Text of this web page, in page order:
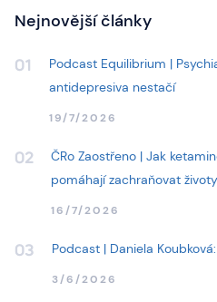
Nejnovější články
01
Podcast Equilibrium |
antidepresiva nestačí
19/7/2026
02
ČRo Zaostřeno | Jak
pomáhají zachraňovat životy
16/7/2026
03 Podcast | Daniela
3/6/2026